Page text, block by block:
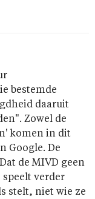
bestemde
daaruit
Zowel de
komen in dit
Google. De
de MIVD geen
speelt verder
stelt, niet wie ze